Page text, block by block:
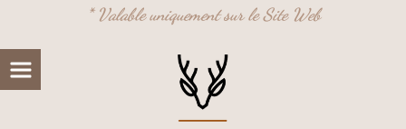
* Valable uniquement sur le Site Web